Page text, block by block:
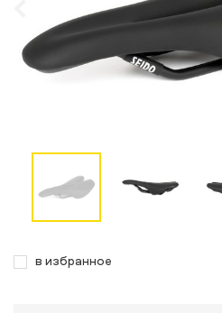
в избранное